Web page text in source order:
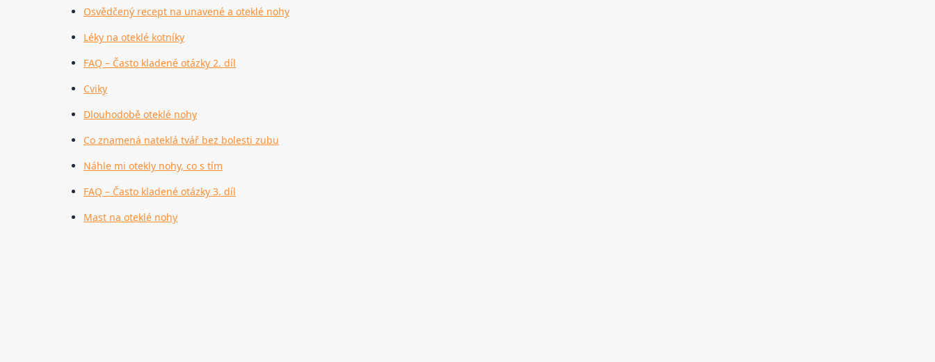
Osvědčený recept na unavené a oteklé nohy
Léky na oteklé kotníky
FAQ – Často kladené otázky 2. díl
Cviky
Dlouhodobě oteklé nohy
Co znamená nateklá tvář bez bolesti zubu
Náhle mi otekly nohy, co s tím
FAQ – Často kladené otázky 3. díl
Mast na oteklé nohy